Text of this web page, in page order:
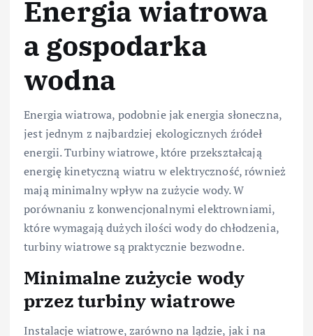
Energia wiatrowa
a gospodarka
wodna
Energia wiatrowa, podobnie jak energia słoneczna,
jest jednym z najbardziej ekologicznych źródeł
energii. Turbiny wiatrowe, które przekształcają
energię kinetyczną wiatru w elektryczność, również
mają minimalny wpływ na zużycie wody. W
porównaniu z konwencjonalnymi elektrowniami,
które wymagają dużych ilości wody do chłodzenia,
turbiny wiatrowe są praktycznie bezwodne.
Minimalne zużycie wody
przez turbiny wiatrowe
Instalacje wiatrowe, zarówno na lądzie, jak i na